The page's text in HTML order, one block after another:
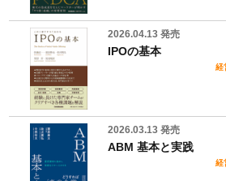
2026.04.13 発売
IPOの基本
経
2026.03.13 発売
ABM 基本と実践
経